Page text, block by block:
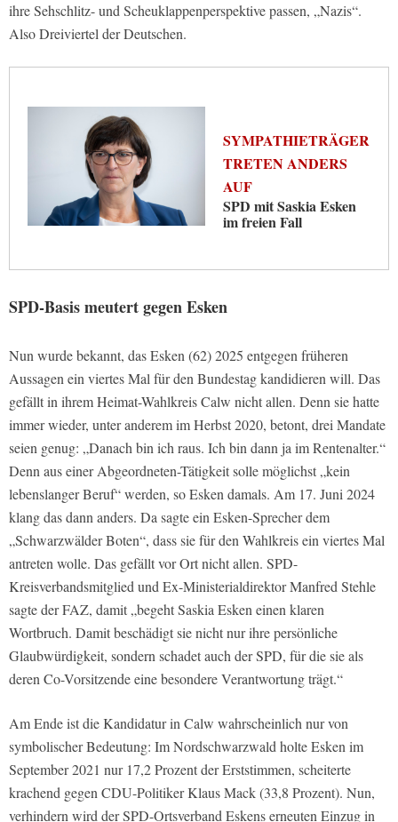
ihre Sehschlitz- und Scheuklappenperspektive passen, „Nazis“.
Also Dreiviertel der Deutschen.
SYMPATHIETRÄGER
TRETEN ANDERS
AUF
SPD mit Saskia Esken
im freien Fall
SPD-Basis meutert gegen Esken
Nun wurde bekannt, das Esken (62) 2025 entgegen früheren
Aussagen ein viertes Mal für den Bundestag kandidieren will. Das
gefällt in ihrem Heimat-Wahlkreis Calw nicht allen. Denn sie hatte
immer wieder, unter anderem im Herbst 2020, betont, drei Mandate
seien genug: „Danach bin ich raus. Ich bin dann ja im Rentenalter.“
Denn aus einer Abgeordneten-Tätigkeit solle möglichst „kein
lebenslanger Beruf“ werden, so Esken damals. Am 17. Juni 2024
klang das dann anders. Da sagte ein Esken-Sprecher dem
„Schwarzwälder Boten“, dass sie für den Wahlkreis ein viertes Mal
antreten wolle. Das gefällt vor Ort nicht allen. SPD-
Kreisverbandsmitglied und Ex-Ministerialdirektor Manfred Stehle
sagte der FAZ, damit „begeht Saskia Esken einen klaren
Wortbruch. Damit beschädigt sie nicht nur ihre persönliche
Glaubwürdigkeit, sondern schadet auch der SPD, für die sie als
deren Co-Vorsitzende eine besondere Verantwortung trägt.“
Am Ende ist die Kandidatur in Calw wahrscheinlich nur von
symbolischer Bedeutung: Im Nordschwarzwald holte Esken im
September 2021 nur 17,2 Prozent der Erststimmen, scheiterte
krachend gegen CDU-Politiker Klaus Mack (33,8 Prozent). Nun,
verhindern wird der SPD-Ortsverband Eskens erneuten Einzug in